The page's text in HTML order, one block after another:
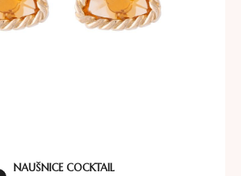
NAUŠNICE COCKTAIL